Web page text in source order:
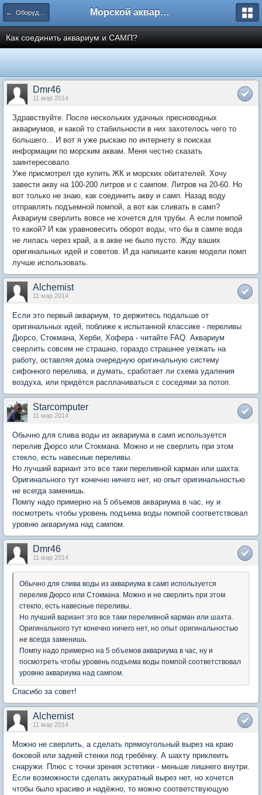
← Оборудование, технические вопросы Морской аквариум. Форумы ReefCentral.ru
Как соединить аквариум и САМП?
Dmr46
11 мар 2014
Здравствуйте. После нескольких удачных пресноводных
аквариумов, и какой то стабильности в них захотелось чего то
большего... И вот я уже рыскаю по интернету в поисках
информации по морским аквам. Меня честно сказать
заинтересовало.
Уже присмотрел где купить ЖК и морских обитателей. Хочу
завести акву на 100-200 литров и с сампом. Литров на 20-60. Но
вот только не знаю, как соединить акву и самп. Назад воду
отправлять подъемной помпой, а вот как сливать в самп?
Аквариум сверлить вовсе не хочется для трубы. А если помпой
то какой? И как уравновесить оборот воды, что бы в сампе вода
не лилась через край, а в акве не было пусто. Жду ваших
оригинальных идей и советов. И да напишите какие модели помп
лучше использовать.
Alchemist
11 мар 2014
Если это первый аквариум, то держитесь подальше от
оригинальных идей, поближе к испытанной классике - переливы
Дюрсо, Стокмана, Херби, Хофера - читайте FAQ. Аквариум
сверлить совсем не страшно, гораздо страшнее уезжать на
работу, оставляя дома очередную оригинальную систему
сифонного перелива, и думать, сработает ли схема удаления
воздуха, или придётся расплачиваться с соседями за потоп.
Starcomputer
11 мар 2014
Обычно для слива воды из аквариума в самп используется
перелив Дюрсо или Стокмана. Можно и не сверлить при этом
стекло, есть навесные переливы.
Но лучший вариант это все таки переливной карман или шахта.
Оригинального тут конечно ничего нет, но опыт оригинальностью
не всегда заменишь.
Помпу надо примерно на 5 объемов аквариума в час, ну и
посмотреть чтобы уровень подъема воды помпой соответствовал
уровню аквариума над сампом.
Dmr46
11 мар 2014
Обычно для слива воды из аквариума в самп используется
перелив Дюрсо или Стокмана. Можно и не сверлить при этом
стекло, есть навесные переливы.
Но лучший вариант это все таки переливной карман или шахта.
Оригинального тут конечно ничего нет, но опыт оригинальностью
не всегда заменишь.
Помпу надо примерно на 5 объемов аквариума в час, ну и
посмотреть чтобы уровень подъема воды помпой соответствовал
уровню аквариума над сампом.
Спасибо за совет!
Alchemist
11 мар 2014
Можно не сверлить, а сделать прямоугольный вырез на краю
боковой или задней стенки под гребёнку. А шахту приклеить
снаружи. Плюс с точки зрения эстетики - меньше лишнего внутри.
Если возможности сделать аккуратный вырез нет, но хочется
чтобы было красиво и надёжно, то можно соответствующую